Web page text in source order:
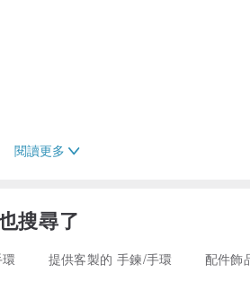
閱讀更多
搜尋了
提供客製的 手鍊/手環 配件飾